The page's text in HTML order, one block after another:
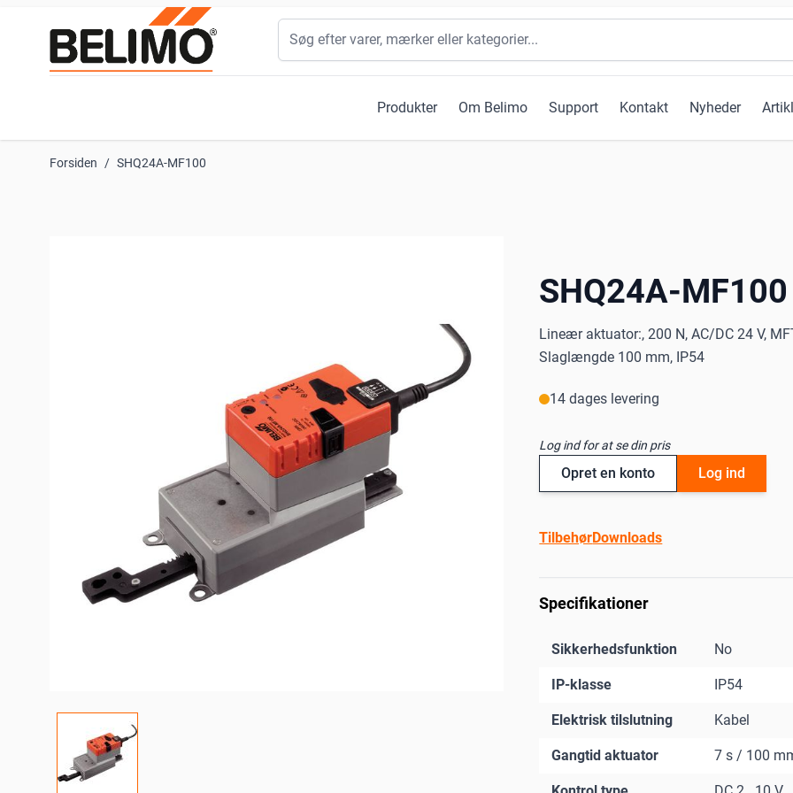
Produkter Om Belimo Support Kontakt Nyheder
Søg
Forsiden / SHQ24A-MF100
SHQ24A-MF100
Lineær aktuator:, 200 N, AC/DC 24 V,
Slaglængde 100 mm, IP54
14 dages levering
Log ind for at se din pris
Opret en konto Log ind
TilbehørDownloads
Specifikationer
Sikkerhedsfunktion No
IP-klasse IP54
Elektrisk tilslutning Kabel
Gangtid aktuator 7 s / 100